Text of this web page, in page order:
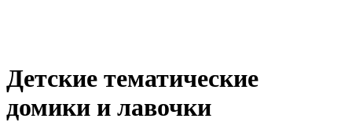
Детские тематические
домики и лавочки